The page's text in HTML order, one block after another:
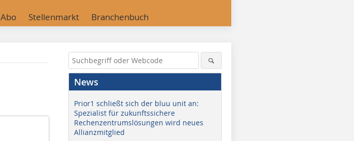
Abo Stellenmarkt Branchenbuch
News
Prior1 schließt sich der bluu unit an:
Spezialist für zukunftssichere
Rechenzentrumslösungen wird neues
Allianzmitglied